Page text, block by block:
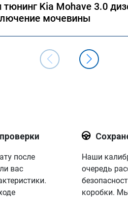
тюнинг Kia Mohave 3.0
мочевины
после
вас
Наши
очередь
коробки.